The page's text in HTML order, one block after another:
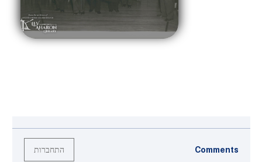
Comments התחברות